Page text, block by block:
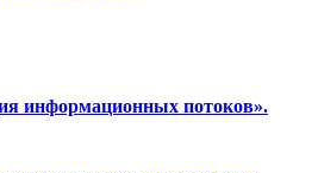
информационных потоков».